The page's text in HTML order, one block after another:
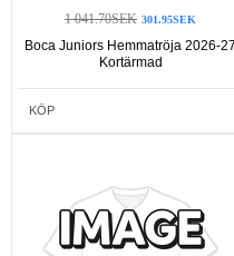
1 041.70SEK 301.95SEK
Boca Juniors Hemmatröja 2026-27
Kortärmad
KÖP